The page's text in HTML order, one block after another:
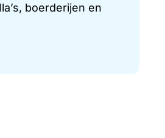
boerderijen en